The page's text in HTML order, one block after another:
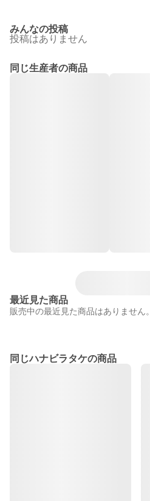
みんなの投稿
投稿はありません
同じ生産者の商品
最近見た商品
販売中の最近見た商品はありません。
同じハナビラタケの商品